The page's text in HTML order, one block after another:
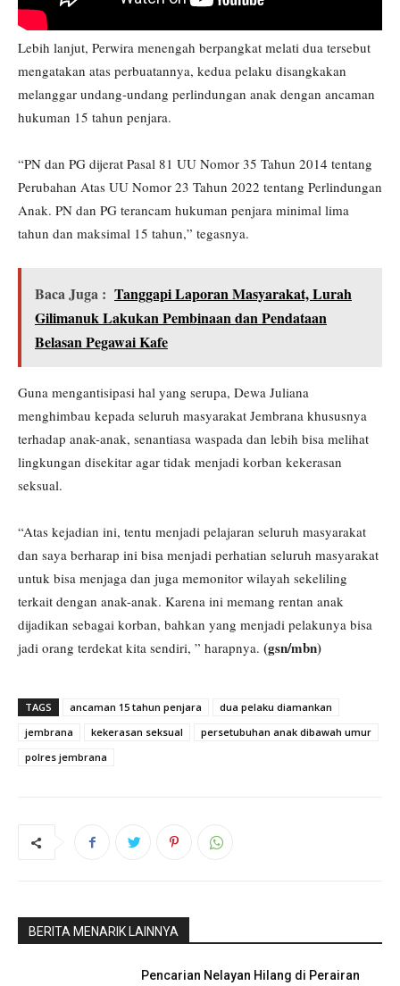
Lebih lanjut, Perwira menengah berpangkat melati dua tersebut
mengatakan atas perbuatannya, kedua pelaku disangkakan
melanggar undang-undang perlindungan anak dengan ancaman
hukuman 15 tahun penjara.
“PN dan PG dijerat Pasal 81 UU Nomor 35 Tahun 2014 tentang
Perubahan Atas UU Nomor 23 Tahun 2022 tentang Perlindungan
Anak. PN dan PG terancam hukuman penjara minimal lima
tahun dan maksimal 15 tahun,” tegasnya.
Baca Juga : Tanggapi Laporan Masyarakat, Lurah
Gilimanuk Lakukan Pembinaan dan Pendataan
Belasan Pegawai Kafe
Guna mengantisipasi hal yang serupa, Dewa Juliana
menghimbau kepada seluruh masyarakat Jembrana khususnya
terhadap anak-anak, senantiasa waspada dan lebih bisa melihat
lingkungan disekitar agar tidak menjadi korban kekerasan
seksual.
“Atas kejadian ini, tentu menjadi pelajaran seluruh masyarakat
dan saya berharap ini bisa menjadi perhatian seluruh masyarakat
untuk bisa menjaga dan juga memonitor wilayah sekeliling
terkait dengan anak-anak. Karena ini memang rentan anak
dijadikan sebagai korban, bahkan yang menjadi pelakunya bisa
jadi orang terdekat kita sendiri, ” harapnya. (gsn/mbn)
TAGS ancaman 15 tahun penjara
dua pelaku diamankan
jembrana
kekerasan seksual
persetubuhan anak dibawah umur
polres jembrana
BERITA MENARIK LAINNYA
Pencarian Nelayan Hilang di Perairan